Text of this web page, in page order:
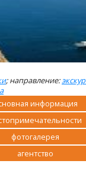
; направление:
информация
фотогалерея
агентство